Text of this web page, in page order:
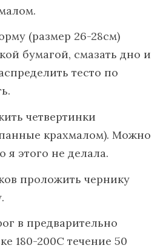
(размер 26-28см)
бумагой, смазать дно и
тесто по
четвертинки
крахмалом). Можно
я этого не делала.
проложить чернику
в предварительно
180-200С течение 50